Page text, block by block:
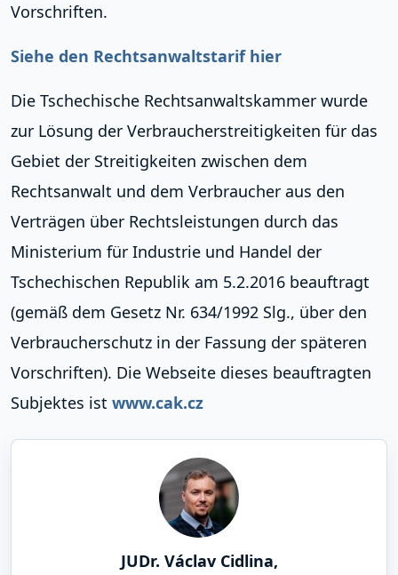
Vorschriften.
Siehe den Rechtsanwaltstarif hier
Die Tschechische Rechtsanwaltskammer wurde
zur Lösung der Verbraucherstreitigkeiten für das
Gebiet der Streitigkeiten zwischen dem
Rechtsanwalt und dem Verbraucher aus den
Verträgen über Rechtsleistungen durch das
Ministerium für Industrie und Handel der
Tschechischen Republik am 5.2.2016 beauftragt
(gemäß dem Gesetz Nr. 634/1992 Slg., über den
Verbraucherschutz in der Fassung der späteren
Vorschriften). Die Webseite dieses beauftragten
Subjektes ist www.cak.cz
JUDr. Václav Cidlina,